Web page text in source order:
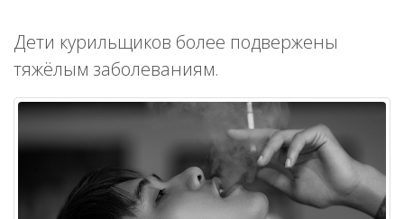
Дети курильщиков более подвержены
тяжёлым заболеваниям.